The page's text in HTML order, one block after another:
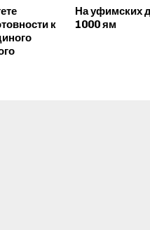
к
На уфимских
1000 ям